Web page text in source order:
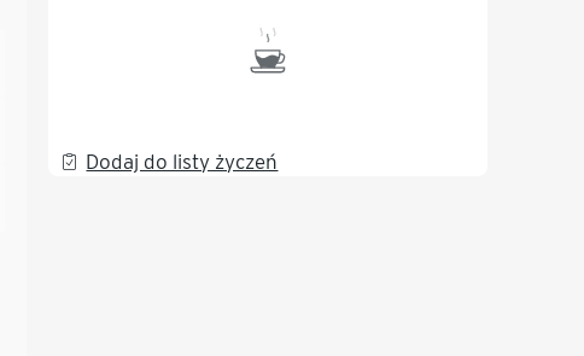
Dodaj do listy życzeń